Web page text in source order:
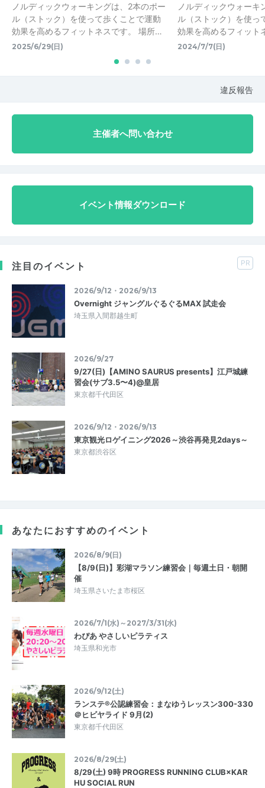
ノルディックウォーキングは、2本のポー
ル（ストック）を使って歩くことで運動
効果を高めるフィットネスです。 場所…
2025/6/29(日)
ノルディックウォーキ
ル（ストック）を使っ
効果を高めるフィット
2024/7/7(日)
違反報告
主催者へ問い合わせ
イベント情報ダウンロード
注目のイベント PR
2026/9/12・2026/9/13
Overnight ジャングルぐるぐるMAX 試走会
埼玉県入間郡越生町
2026/9/27
9/27(日)【AMINO SAURUS presents】江戸城練
習会(サブ3.5〜4)@皇居
東京都千代田区
2026/9/12・2026/9/13
東京観光ロゲイニング2026～渋谷再発見2days～
東京都渋谷区
あなたにおすすめのイベント
2026/8/9(日)
【8/9(日)】彩湖マラソン練習会｜毎週土日・朝開
催
埼玉県さいたま市桜区
2026/7/1(水)～2027/3/31(水)
わぴあ やさしいピラティス
埼玉県和光市
2026/9/12(土)
ランステ®公認練習会：まなゆうレッスン300-330
＠ヒビヤライド 9月(2)
東京都千代田区
2026/8/29(土)
8/29(土) 9時 PROGRESS RUNNING CLUB×KAR
HU SOCIAL RUN